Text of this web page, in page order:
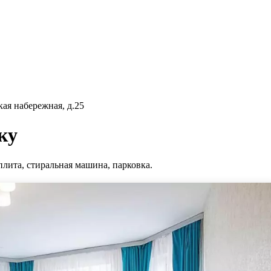
набережная, д.25
стиральная машина, парковка.